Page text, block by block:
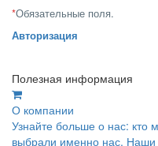
*Обязательные поля.
Авторизация
Полезная информация
О компании
Узнайте больше о нас:
выбрали именно нас. Наши